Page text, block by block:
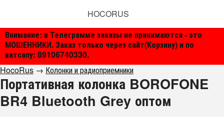
Внимание: в Телеграмме заказы не принимаются - это
МОШЕННИКИ. Заказ только через сайт(Корзину) и по
ватсапу: 89106740330.
HOCORUS
HocoRus → Колонки и радиоприемники
Портативная колонка BOROFONE
BR4 Bluetooth Grey оптом